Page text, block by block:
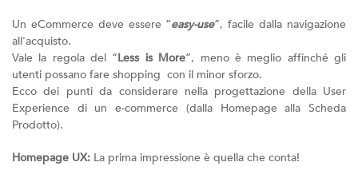
Un eCommerce deve essere “easy-use”, facile dalla navigazione
all'acquisto.
Vale la regola del “Less is More”, meno è meglio affinché gli
utenti possano fare shopping con il minor sforzo.
Ecco dei punti da considerare nella progettazione della User
Experience di un e-commerce (dalla Homepage alla Scheda
Prodotto).
Homepage UX: La prima impressione è quella che conta!